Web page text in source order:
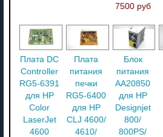
7500 руб
Плата DC
Controller
RG5-6391
для HP
Color
LaserJet
4600
Плата
питания
печки
RG5-6400
для HP
CLJ 4600/
4610/
Блок
питания
AA20850
для HP
Designjet
800/
800PS/